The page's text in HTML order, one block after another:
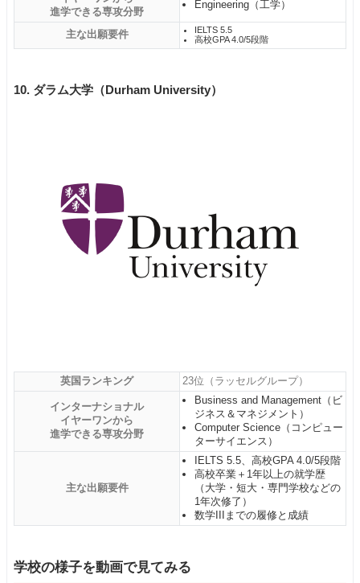
進学できる専攻分野
Engineering（工学）
主な出願要件
IELTS 5.5
高校GPA 4.0/5段階
10. ダラム大学（Durham University）
英国ランキング 23位（ラッセルグループ）
インターナショナル
イヤーワンから
進学できる専攻分野
Business and Management（ビ
ジネス＆マネジメント）
Computer Science（コンピュー
ターサイエンス）
主な出願要件
IELTS 5.5、高校GPA 4.0/5段階
高校卒業＋1年以上の就学歴
（大学・短大・専門学校などの
1年次修了）
数学IIIまでの履修と成績
学校の様子を動画で見てみる